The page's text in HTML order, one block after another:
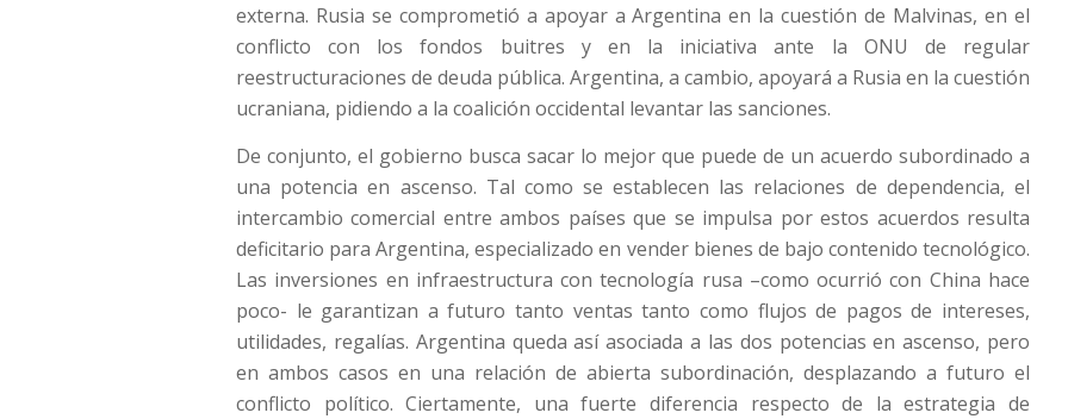
externa. Rusia se comprometió a apoyar a Argentina en la cuestión de Malvinas, en el
conflicto con los fondos buitres y en la iniciativa ante la ONU de regular
reestructuraciones de deuda pública. Argentina, a cambio, apoyará a Rusia en la cuestión
ucraniana, pidiendo a la coalición occidental levantar las sanciones.
De conjunto, el gobierno busca sacar lo mejor que puede de un acuerdo subordinado a
una potencia en ascenso. Tal como se establecen las relaciones de dependencia, el
intercambio comercial entre ambos países que se impulsa por estos acuerdos resulta
deficitario para Argentina, especializado en vender bienes de bajo contenido tecnológico.
Las inversiones en infraestructura con tecnología rusa –como ocurrió con China hace
poco- le garantizan a futuro tanto ventas tanto como flujos de pagos de intereses,
utilidades, regalías. Argentina queda así asociada a las dos potencias en ascenso, pero
en ambos casos en una relación de abierta subordinación, desplazando a futuro el
conflicto político. Ciertamente, una fuerte diferencia respecto de la estrategia de